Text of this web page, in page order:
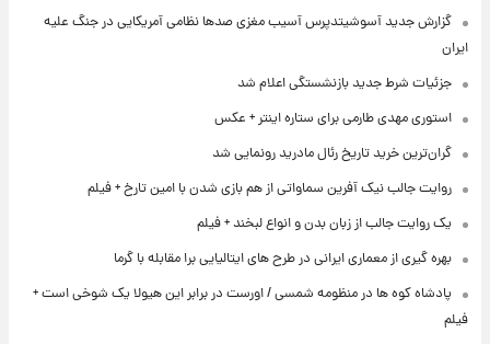
گزارش جدید آسوشیتدپرس آسیب مغزی صدها نظامی آمریکایی در جنگ علیه
ایران
جزئیات شرط جدید بازنشستگی اعلام شد
استوری مهدی طارمی برای ستاره اینتر + عکس
گران‌ترین خرید تاریخ رئال مادرید رونمایی شد
روایت جالب نیک آفرین سماواتی از هم بازی شدن با امین تارخ + فیلم
یک روایت جالب از زبان بدن و انواع لبخند + فیلم
بهره گیری از معماری ایرانی در طرح های ایتالیایی برا مقابله با گرما
پادشاه کوه ها در منظومه شمسی / اورست در برابر این هیولا یک شوخی است +
فیلم